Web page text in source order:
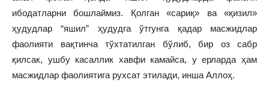
ибодатларни бошлаймиз. Қолган «сариқ» ва «қизил»
ҳудудлар “яшил” ҳудудга ўтгунга қадар масжидлар
фаолияти вақтинча тўхтатилган бўлиб, бир оз сабр
қилсак, ушбу касаллик хавфи камайса, у ерларда ҳам
масжидлар фаолиятига рухсат этилади, инша Аллоҳ.